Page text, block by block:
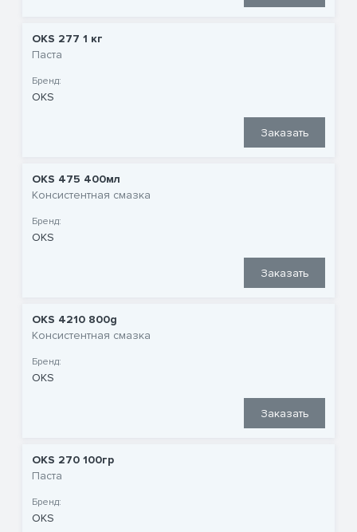
OKS 277 1 кг
Паста
Бренд:
OKS
Заказать
OKS 475 400мл
Консистентная смазка
Бренд:
OKS
Заказать
OKS 4210 800g
Консистентная смазка
Бренд:
OKS
Заказать
OKS 270 100гр
Паста
Бренд:
OKS